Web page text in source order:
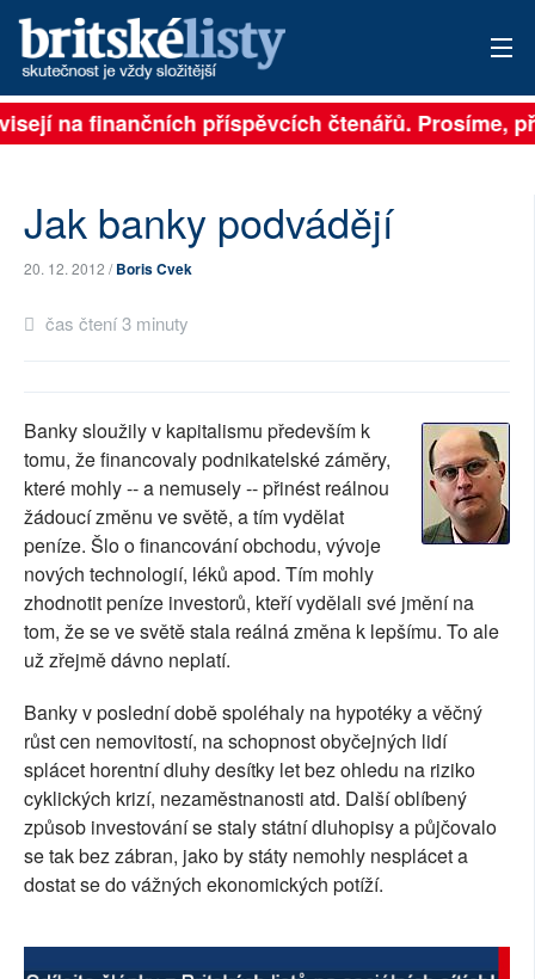
PŘIHLÁSIT
ARCHIV
AUTOŘI
PŘÍSPĚVKY NA PROVOZ
SOCIÁLNÍ SÍTĚ
RUBRIKY
PLNÁ VERZE STRÁNEK
na finančních příspěvcích čtenářů. Prosíme,
Jak banky podvádějí
20. 12. 2012 /Boris Cvek
čas čtení 3 minuty
Banky sloužily v kapitalismu především k
tomu, že financovaly podnikatelské záměry,
které mohly -- a nemusely -- přinést reálnou
žádoucí změnu ve světě, a tím vydělat
peníze. Šlo o financování obchodu, vývoje
nových technologií, léků apod. Tím mohly
zhodnotit peníze investorů, kteří vydělali své jmění na
tom, že se ve světě stala reálná změna k lepšímu. To ale
už zřejmě dávno neplatí.
Banky v poslední době spoléhaly na hypotéky a věčný
růst cen nemovitostí, na schopnost obyčejných lidí
splácet horentní dluhy desítky let bez ohledu na riziko
cyklických krizí, nezaměstnanosti atd. Další oblíbený
způsob investování se staly státní dluhopisy a půjčovalo
se tak bez zábran, jako by státy nemohly nesplácet a
dostat se do vážných ekonomických potíží.